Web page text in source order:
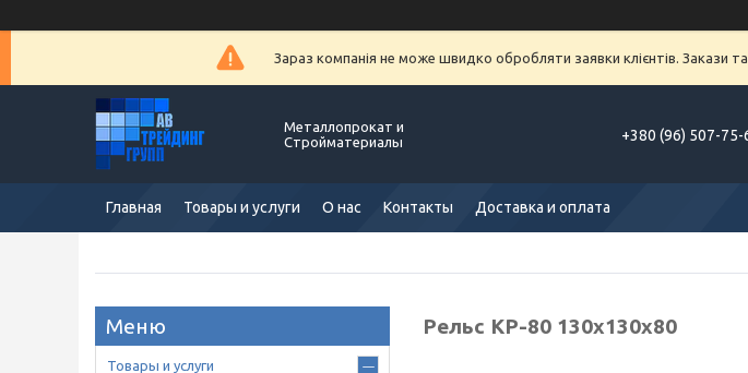
Зараз компанія не може швидко обробляти заявки клієнтів. Закази
Металлопрокат и
Стройматериалы
+380 (96) 507-75-
Главная Товары и услуги О нас Контакты Доставка и оплата
Рельс КР-80 130x130x80
Товары и услуги